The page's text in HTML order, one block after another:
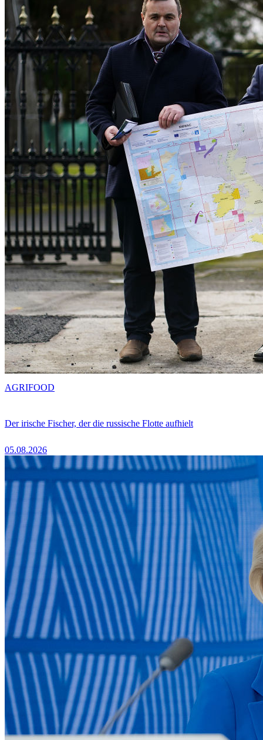
Der irische Fischer, der die russische Flotte aufhielt
05.08.2026
AGRIFOOD